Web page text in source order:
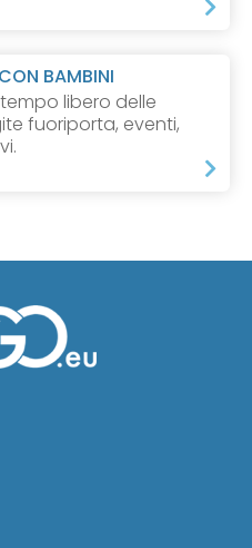
BAMBINI
libero delle
fuoriporta, eventi,